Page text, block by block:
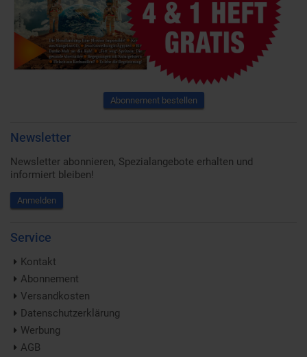
Abonnement bestellen
Newsletter
Newsletter abonnieren, Spezialangebote erhalten und
informiert bleiben!
Anmelden
Service
Kontakt
Abonnement
Versandkosten
Datenschutzerklärung
Werbung
AGB